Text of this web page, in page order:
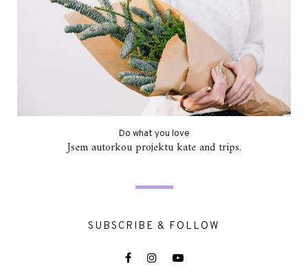
Do what you love
Jsem autorkou projektu kate and trips.
SUBSCRIBE & FOLLOW